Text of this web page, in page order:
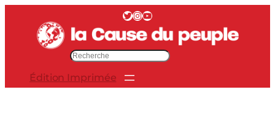
contenu
Twitter InstagramYouTube
Édition Imprimée